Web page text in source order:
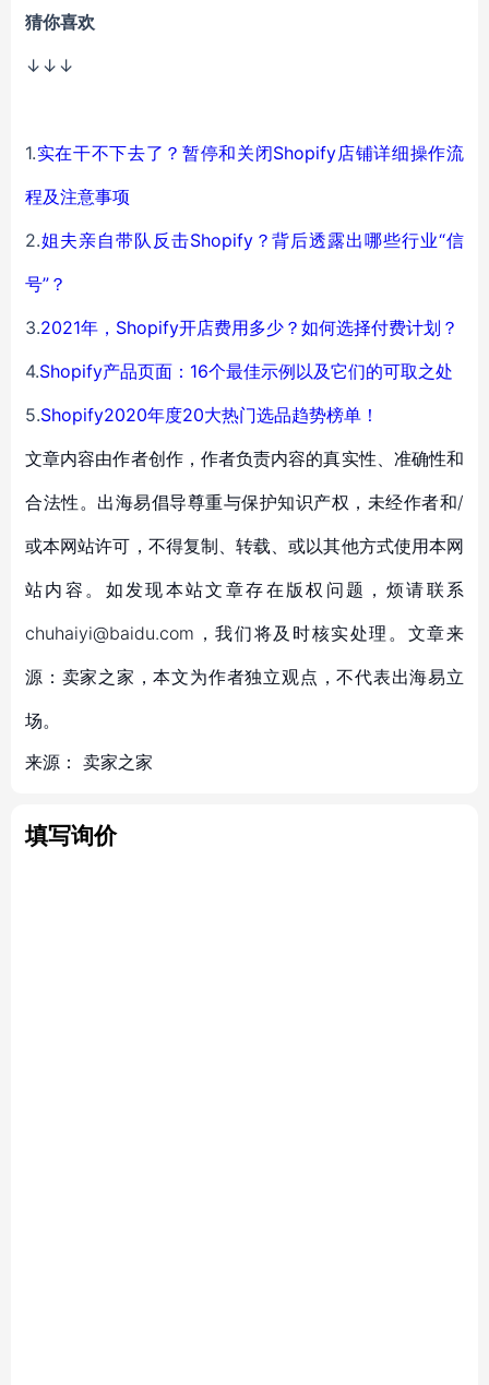
猜你喜欢
↓↓↓
1.实在干不下去了？暂停和关闭Shopify店铺详细操作流
程及注意事项
2.姐夫亲自带队反击Shopify？背后透露出哪些行业“信
号”？
3.2021年，Shopify开店费用多少？如何选择付费计划？
4.Shopify产品页面：16个最佳示例以及它们的可取之处
5.Shopify2020年度20大热门选品趋势榜单！
文章内容由作者创作，作者负责内容的真实性、准确性和
合法性。出海易倡导尊重与保护知识产权，未经作者和/
或本网站许可，不得复制、转载、或以其他方式使用本网
站内容。如发现本站文章存在版权问题，烦请联系
chuhaiyi@baidu.com，我们将及时核实处理。文章来
源：卖家之家，本文为作者独立观点，不代表出海易立
场。
来源： 卖家之家
填写询价